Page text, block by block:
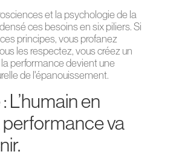
et la psychologie de la
ces besoins en six piliers. Si
principes, vous profanez
les respectez, vous créez un
performance devient une
de l'épanouissement.
L’humain en
performance va